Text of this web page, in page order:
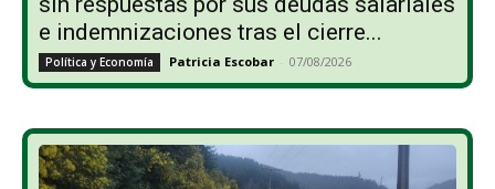
e indemnizaciones tras el cierre...
Política y Economía Patricia Escobar - 07/08/2026